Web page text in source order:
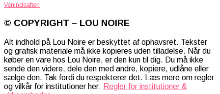
Venindeaften
© COPYRIGHT – LOU NOIRE
Alt indhold på Lou Noire er beskyttet af ophavsret. Tekster
og grafisk materiale må ikke kopieres uden tilladelse. Når du
køber en vare hos Lou Noire, er den kun til dig. Du må ikke
sende den videre, dele den med andre, kopiere, udlåne eller
sælge den. Tak fordi du respekterer det. Læs mere om regler
og vilkår for institutioner her: Regler for institutioner &